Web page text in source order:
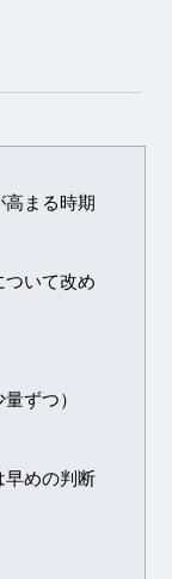
まる時期
いて改め
ずつ）
早めの判断